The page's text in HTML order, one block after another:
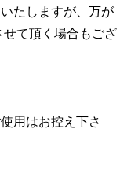
たしますが、万が
て頂く場合もござ
用はお控え下さ